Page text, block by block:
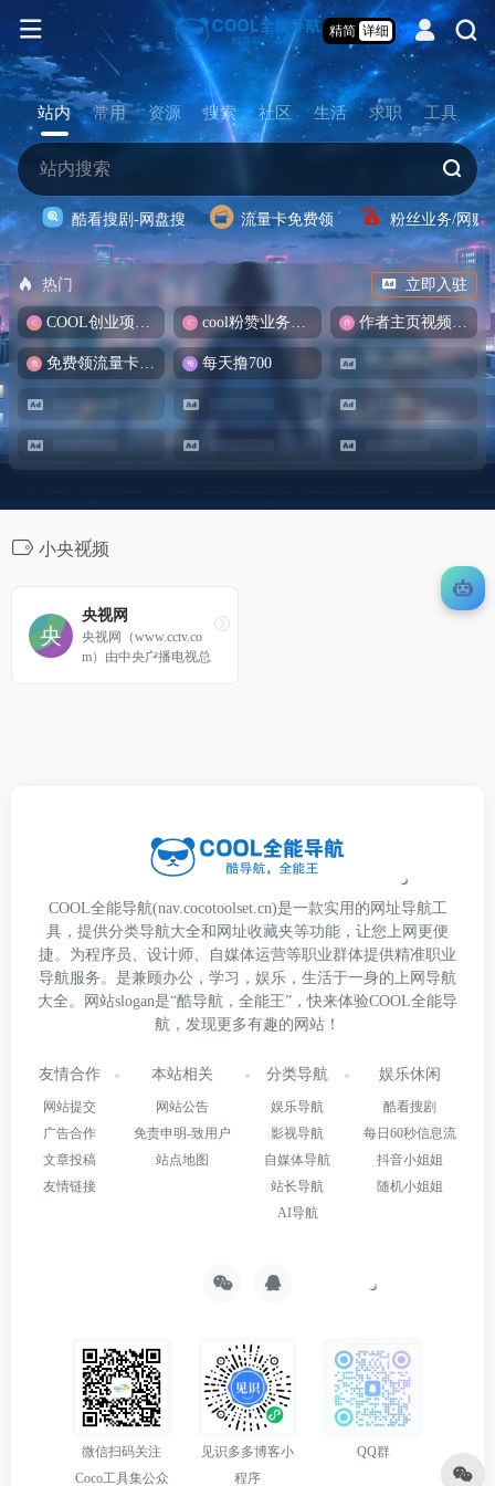
精简 详细
站内 常用 资源 搜索 社区 生活 求职 工具
酷看搜剧-网盘搜 流量卡免费领 粉丝业务/网赚/
热门 立即入驻
COOL创业项目商城 cool粉赞业务商城【爆粉引流】 作者主页视频批量提取
免费领流量卡-包邮 每天撸700
小央视频
央视网
央视网（www.cctv.co
m）由中央广播电视总
视频为重点，以用户为
中心，建成“一网一端
多平台多渠道”融媒体
COOL全能导航(nav.cocotoolset.cn)是一款实用的网址导航工
具，提供分类导航大全和网址收藏夹等功能，让您上网更便
捷。为程序员、设计师、自媒体运营等职业群体提供精准职业
导航服务。是兼顾办公，学习，娱乐，生活于一身的上网导航
大全。网站slogan是“酷导航，全能王”，快来体验COOL全能导
航，发现更多有趣的网站！
友情合作
网站提交
广告合作
文章投稿
友情链接
本站相关
网站公告
免责申明-致用户
站点地图
分类导航
娱乐导航
影视导航
自媒体导航
站长导航
AI导航
娱乐休闲
酷看搜剧
每日60秒信息流
抖音小姐姐
随机小姐姐
微信扫码关注
Coco工具集公众
见识多多博客小
程序
QQ群